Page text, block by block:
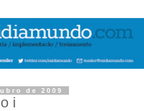
de 2009
i